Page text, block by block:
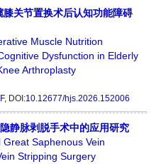
关节置换术后认知功能障碍
Muscle Nutrition
Dysfunction in Elderly
Arthroplasty
, DOI:10.12677/hjs.2026.152006
静脉剥脱手术中的应用研究
Saphenous Vein
Stripping Surgery